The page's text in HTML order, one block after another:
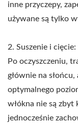
inne przyczepy,
używane są tylko
2. Suszenie i cięcie:
Po oczyszczeniu,
głównie na
optymalnego
włókna nie są zbyt
jednocześnie